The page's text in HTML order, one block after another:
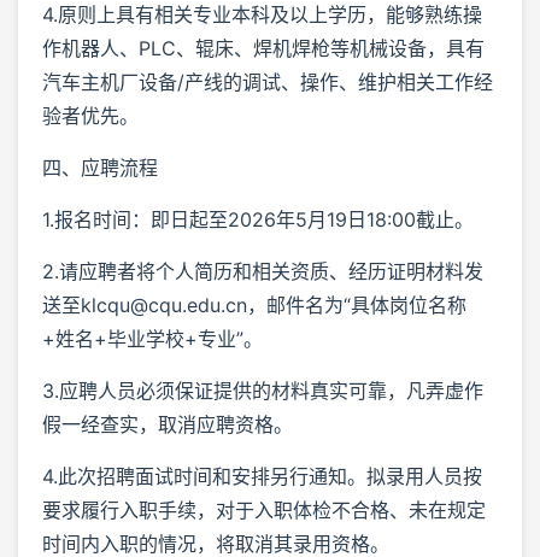
4.原则上具有相关专业本科及以上学历，能够熟练操
作机器人、PLC、辊床、焊机焊枪等机械设备，具有
汽车主机厂设备/产线的调试、操作、维护相关工作经
验者优先。
四、应聘流程
1.报名时间：即日起至2026年5月19日18:00截止。
2.请应聘者将个人简历和相关资质、经历证明材料发
送至klcqu@cqu.edu.cn，邮件名为“具体岗位名称
+姓名+毕业学校+专业”。
3.应聘人员必须保证提供的材料真实可靠，凡弄虚作
假一经查实，取消应聘资格。
4.此次招聘面试时间和安排另行通知。拟录用人员按
要求履行入职手续，对于入职体检不合格、未在规定
时间内入职的情况，将取消其录用资格。